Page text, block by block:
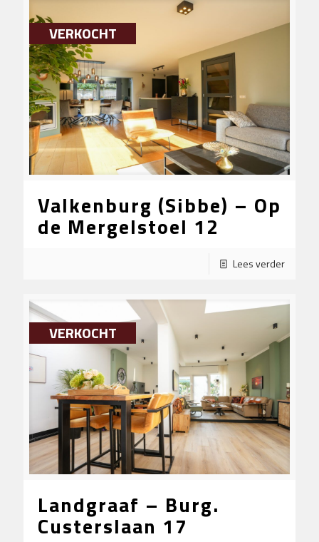
VERKOCHT
Valkenburg (Sibbe) – Op
de Mergelstoel 12
Lees verder
VERKOCHT
Landgraaf – Burg.
Custerslaan 17